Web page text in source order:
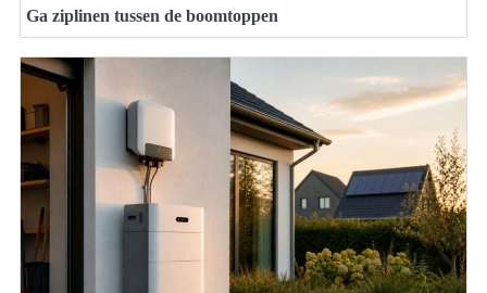
Ga ziplinen tussen de boomtoppen